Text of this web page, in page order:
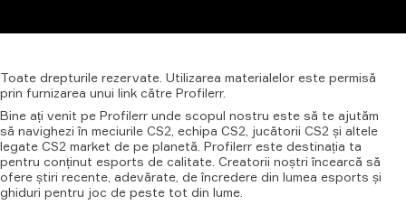
Toate drepturile rezervate. Utilizarea materialelor este permisă
prin furnizarea unui link către Profilerr.
Bine ați venit pe Profilerr unde scopul nostru este să te ajutăm
să navighezi în meciurile CS2, echipa CS2, jucătorii CS2 și altele
legate CS2 market de pe planetă. Profilerr este destinația ta
pentru conținut esports de calitate. Creatorii noștri încearcă să
ofere știri recente, adevărate, de încredere din lumea esports și
ghiduri pentru joc de peste tot din lume.